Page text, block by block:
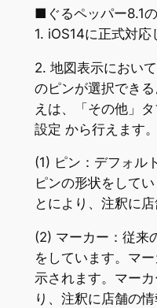
■ぐるペッパー8.1の
1. iOS14に正式対応
2. 地図表示におい
のピンが選択でき
えは、「その他」
設定 から行えます。
(1) ピン：デフォル
ピンの形状をして
とにより、注釈に
(2) マーカー：従来
をしています。マ
示されます。マー
り、注釈に店舗の